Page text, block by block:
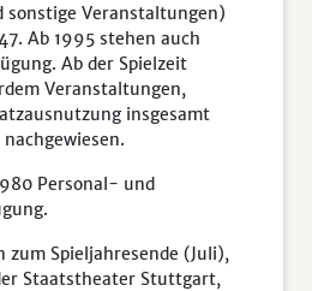
sonstige Veranstaltungen)
Ab 1995 stehen auch
Ab der Spielzeit
Veranstaltungen,
insgesamt
Personal- und
zum Spieljahresende (Juli),
Staatstheater Stuttgart,